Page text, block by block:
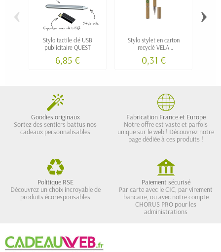
Stylo tactile clé USB
publicitaire QUEST
6,85 €
Stylo stylet en carton
recyclé VELA
0,31 €
‹ ›
Goodies originaux
Sortez des sentiers battus nos
cadeaux personnalisables
Fabrication France et Europe
Notre offre est vaste et parfois
unique sur le web ! Découvrez notre
page dédiée à ces produits !
Politique RSE
Découvrez un choix incroyable de
produits écoresponsables
Paiement sécurisé
Par carte avec le CIC, par virement
bancaire, ou avec notre compte
CHORUS PRO pour les
administrations